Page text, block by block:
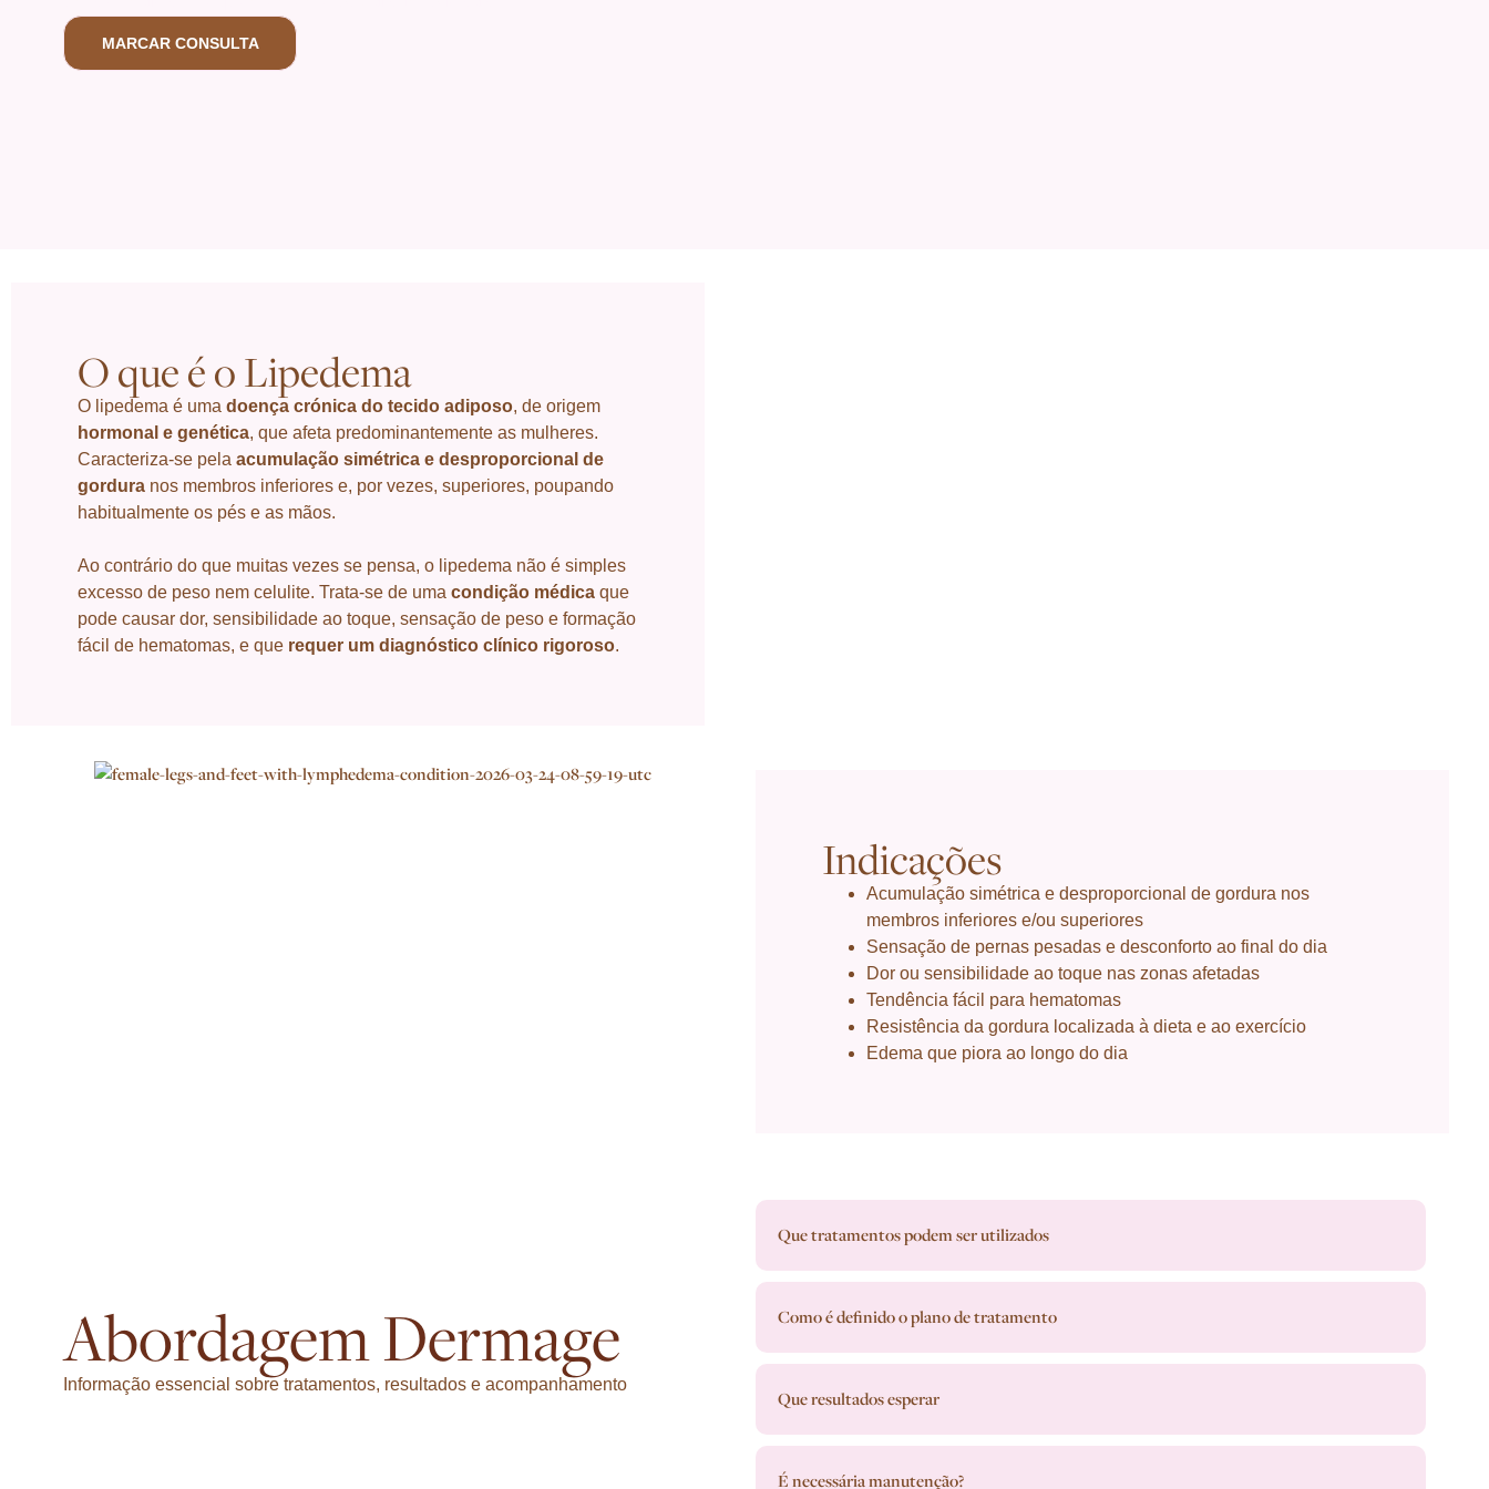
MARCAR CONSULTA
O que é o Lipedema
O lipedema é uma doença crónica do tecido adiposo, de origem
hormonal e genética, que afeta predominantemente as mulheres.
Caracteriza-se pela acumulação simétrica e desproporcional de
gordura nos membros inferiores e, por vezes, superiores, poupando
habitualmente os pés e as mãos.
Ao contrário do que muitas vezes se pensa, o lipedema não é simples
excesso de peso nem celulite. Trata-se de uma condição médica que
pode causar dor, sensibilidade ao toque, sensação de peso e formação
fácil de hematomas, e que requer um diagnóstico clínico rigoroso.
Indicações
Acumulação simétrica e desproporcional de gordura nos
membros inferiores e/ou superiores
Sensação de pernas pesadas e desconforto ao final do dia
Dor ou sensibilidade ao toque nas zonas afetadas
Tendência fácil para hematomas
Resistência da gordura localizada à dieta e ao exercício
Edema que piora ao longo do dia
Abordagem Dermage
Informação essencial sobre tratamentos, resultados e acompanhamento
Que tratamentos podem ser utilizados
Como é definido o plano de tratamento
Que resultados esperar
É necessária manutenção?